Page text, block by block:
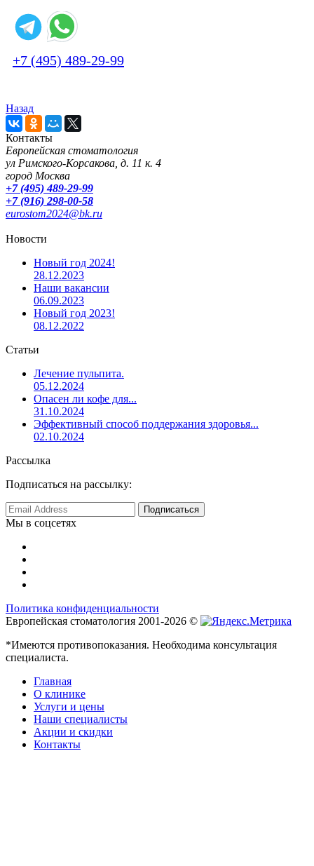
+7 (495) 489-29-99
Назад
Контакты
Европейская стоматология
ул Римского-Корсакова, д. 11 к. 4
город Москва
+7 (495) 489-29-99
+7 (916) 298-00-58
eurostom2024@bk.ru
Новости
Новый год 2024!
28.12.2023
Наши вакансии
06.09.2023
Новый год 2023!
08.12.2022
Статьи
Лечение пульпита.
05.12.2024
Опасен ли кофе для...
31.10.2024
Эффективный способ поддержания здоровья...
02.10.2024
Рассылка
Подписаться на рассылку:
Мы в соцсетях
Политика конфиденциальности
Европейская стоматология 2001-2026 ©
*Имеются противопоказания. Необходима консультация
специалиста.
Главная
О клинике
Услуги и цены
Наши специалисты
Акции и скидки
Контакты